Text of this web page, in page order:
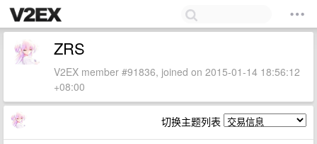
ZRS
V2EX member #91836, joined on 2015-01-14 18:56:12
+08:00
切换主题列表